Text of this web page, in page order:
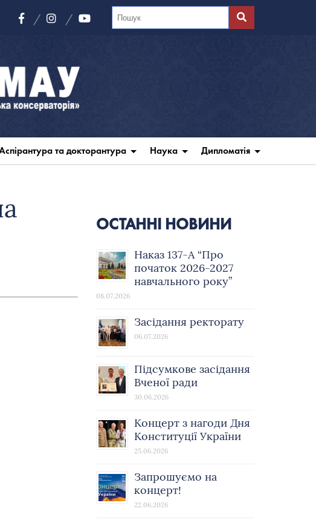
та докторантура Наука Дипломатія
ОСТАННІ НОВИНИ
Наказ 137-А “Про
початок 2026-2027
навчального року”
08.07.2026
Засідання ректорату
06.07.2026
Підсумкове засідання
Вченої ради
30.06.2026
Концерт з нагоди Дня
Конституції України
25.06.2026
Запрошуємо на
концерт!
22.06.2026